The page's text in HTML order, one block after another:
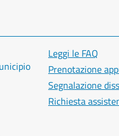
Leggi le FAQ
Prenotazione
Segnalazione
Richiesta